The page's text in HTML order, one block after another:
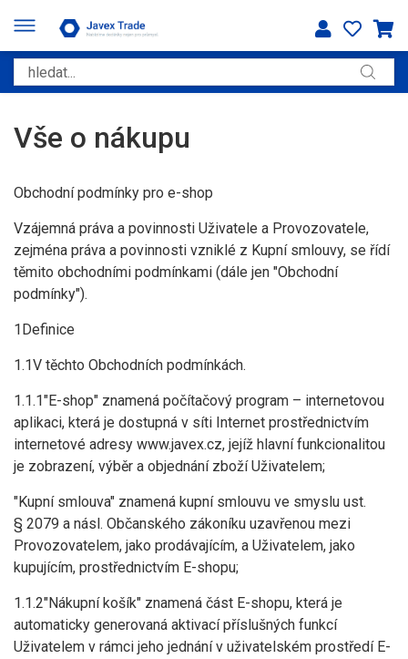
Vše o nákupu
Obchodní podmínky pro e-shop
Vzájemná práva a povinnosti Uživatele a Provozovatele,
zejména práva a povinnosti vzniklé z Kupní smlouvy, se řídí
těmito obchodními podmínkami (dále jen "Obchodní
podmínky").
1Definice
1.1V těchto Obchodních podmínkách.
1.1.1"E-shop" znamená počítačový program – internetovou
aplikaci, která je dostupná v síti Internet prostřednictvím
internetové adresy www.javex.cz, jejíž hlavní funkcionalitou
je zobrazení, výběr a objednání zboží Uživatelem;
"Kupní smlouva" znamená kupní smlouvu ve smyslu ust.
§ 2079 a násl. Občanského zákoníku uzavřenou mezi
Provozovatelem, jako prodávajícím, a Uživatelem, jako
kupujícím, prostřednictvím E-shopu;
1.1.2"Nákupní košík" znamená část E-shopu, která je
automaticky generovaná aktivací příslušných funkcí
Uživatelem v rámci jeho jednání v uživatelském prostředí E-